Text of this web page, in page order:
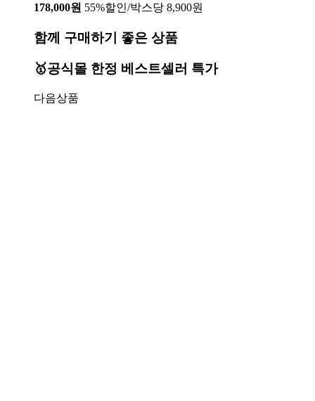
178,000원 55%할인/박스당 8,900원
함께 구매하기 좋은 상품
🥇공식몰 한정 베스트셀러 특가
다음상품